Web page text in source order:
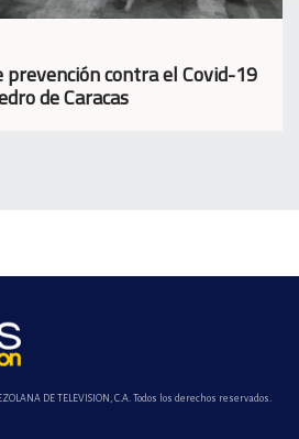
prevención contra el Covid-19
de Caracas
DE TELEVISION, C.A. Todos los derechos reservados.